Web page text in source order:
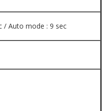
/ Auto mode : 9 sec